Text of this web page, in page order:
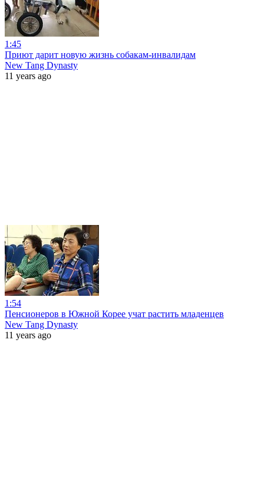
1:45
Приют дарит новую жизнь собакам-инвалидам
New Tang Dynasty
11 years ago
1:54
Пенсионеров в Южной Корее учат растить младенцев
New Tang Dynasty
11 years ago